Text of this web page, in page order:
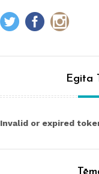
Egita
Invalid or expired